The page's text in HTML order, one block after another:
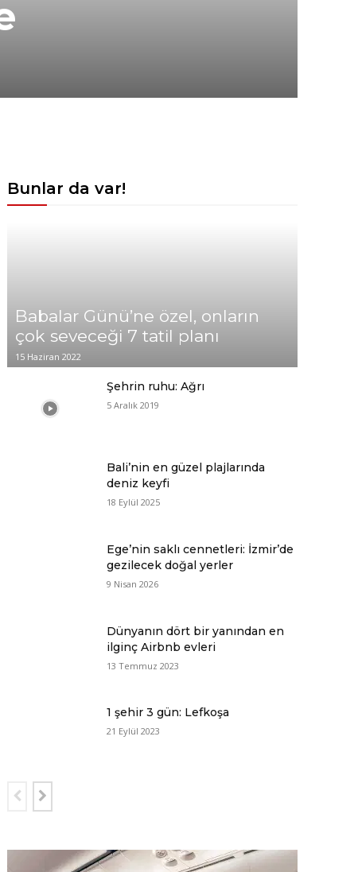
Bunlar da var!
Babalar Günü’ne özel, onların
çok seveceği 7 tatil planı
15 Haziran 2022
Şehrin ruhu: Ağrı
5 Aralık 2019
Bali’nin en güzel plajlarında
deniz keyfi
18 Eylül 2025
Ege’nin saklı cennetleri: İzmir’de
gezilecek doğal yerler
9 Nisan 2026
Dünyanın dört bir yanından en
ilginç Airbnb evleri
13 Temmuz 2023
1 şehir 3 gün: Lefkoşa
21 Eylül 2023